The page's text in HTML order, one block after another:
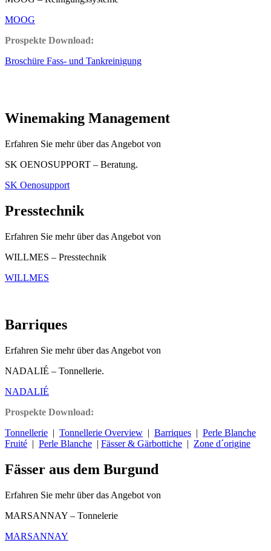
MOOG
Prospekte Download:
Broschüre Fass- und Tankreinigung
Winemaking Management
Erfahren Sie mehr über das Angebot von
SK OENOSUPPORT – Beratung.
SK Oenosupport
Presstechnik
Erfahren Sie mehr über das Angebot von
WILLMES – Presstechnik
WILLMES
Barriques
Erfahren Sie mehr über das Angebot von
NADALIÉ – Tonnellerie.
NADALIÉ
Prospekte Download:
Tonnellerie | Tonnellerie Overview | Barriques | Perle Blanche
Fruité | Perle Blanche | Fässer & Gärbottiche | Zone d´origine
Fässer aus dem Burgund
Erfahren Sie mehr über das Angebot von
MARSANNAY – Tonnelerie
MARSANNAY